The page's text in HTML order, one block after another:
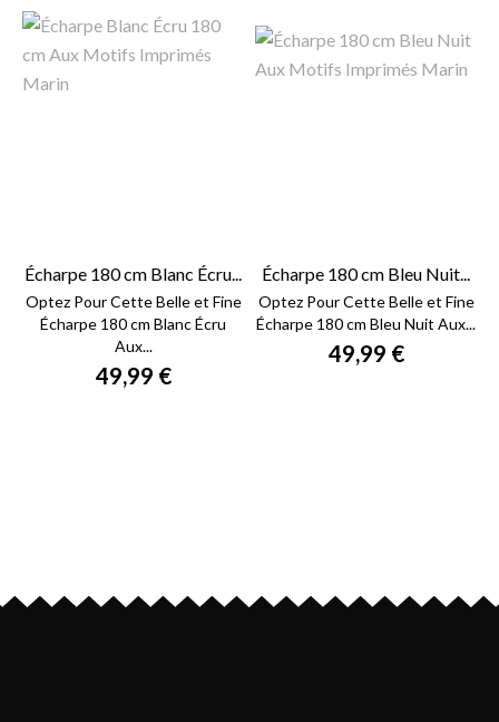
Écharpe 180 cm Blanc Écru...
Optez Pour Cette Belle et Fine
Écharpe 180 cm Blanc Écru
Aux...
49,99 €
Écharpe 180 cm Bleu Nuit...
Optez Pour Cette Belle et Fine
Écharpe 180 cm Bleu Nuit Aux...
49,99 €